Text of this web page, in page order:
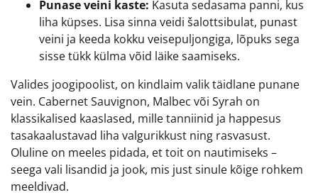
Punase veini kaste: Kasuta sedasama panni, kus
liha küpses. Lisa sinna veidi šalottsibulat, punast
veini ja keeda kokku veisepuljongiga, lõpuks sega
sisse tükk külma võid läike saamiseks.
Valides joogipoolist, on kindlaim valik täidlane punane
vein. Cabernet Sauvignon, Malbec või Syrah on
klassikalised kaaslased, mille tanniinid ja happesus
tasakaalustavad liha valgurikkust ning rasvasust.
Oluline on meeles pidada, et toit on nautimiseks –
seega vali lisandid ja jook, mis just sinule kõige rohkem
meeldivad.